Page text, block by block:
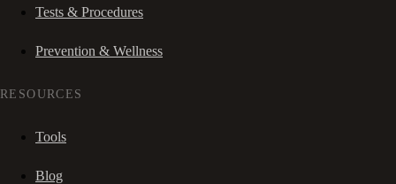
Tests & Procedures
Prevention & Wellness
RESOURCES
Tools
Blog